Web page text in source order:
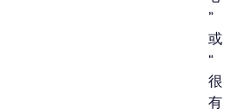
”
或
“
很
有